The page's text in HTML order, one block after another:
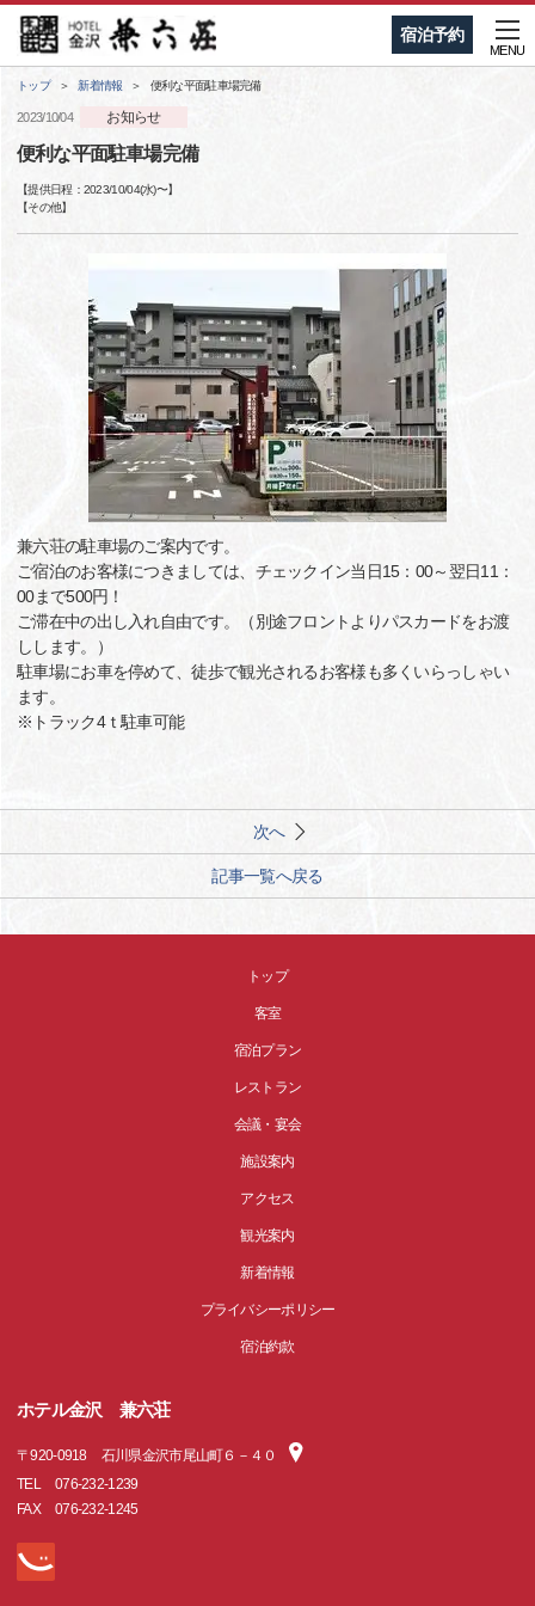
宿泊予約
MENU
トップ 新着情報 便利な平面駐車場完備
2023/10/04 お知らせ
便利な平面駐車場完備
【提供日程： 2023/10/04(水)〜】
【その他】
兼六荘の駐車場のご案内です。
ご宿泊のお客様につきましては、チェックイン当日15：00～翌日11：
00まで500円！
ご滞在中の出し入れ自由です。（別途フロントよりパスカードをお渡
しします。）
駐車場にお車を停めて、徒歩で観光されるお客様も多くいらっしゃい
ます。
※トラック4ｔ駐車可能
次へ
記事一覧へ戻る
トップ
客室
宿泊プラン
レストラン
会議・宴会
施設案内
アクセス
観光案内
新着情報
プライバシーポリシー
宿泊約款
ホテル金沢 兼六荘
〒920-0918
石川県金沢市尾山町６－４０
TEL
076-232-1239
FAX
076-232-1245